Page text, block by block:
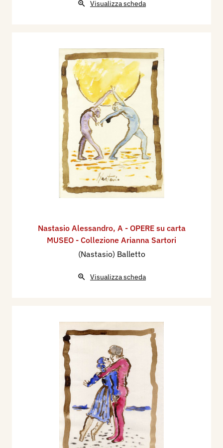
Visualizza scheda
Nastasio Alessandro, A - OPERE su carta
MUSEO - Collezione Arianna Sartori
(Nastasio) Balletto
Visualizza scheda